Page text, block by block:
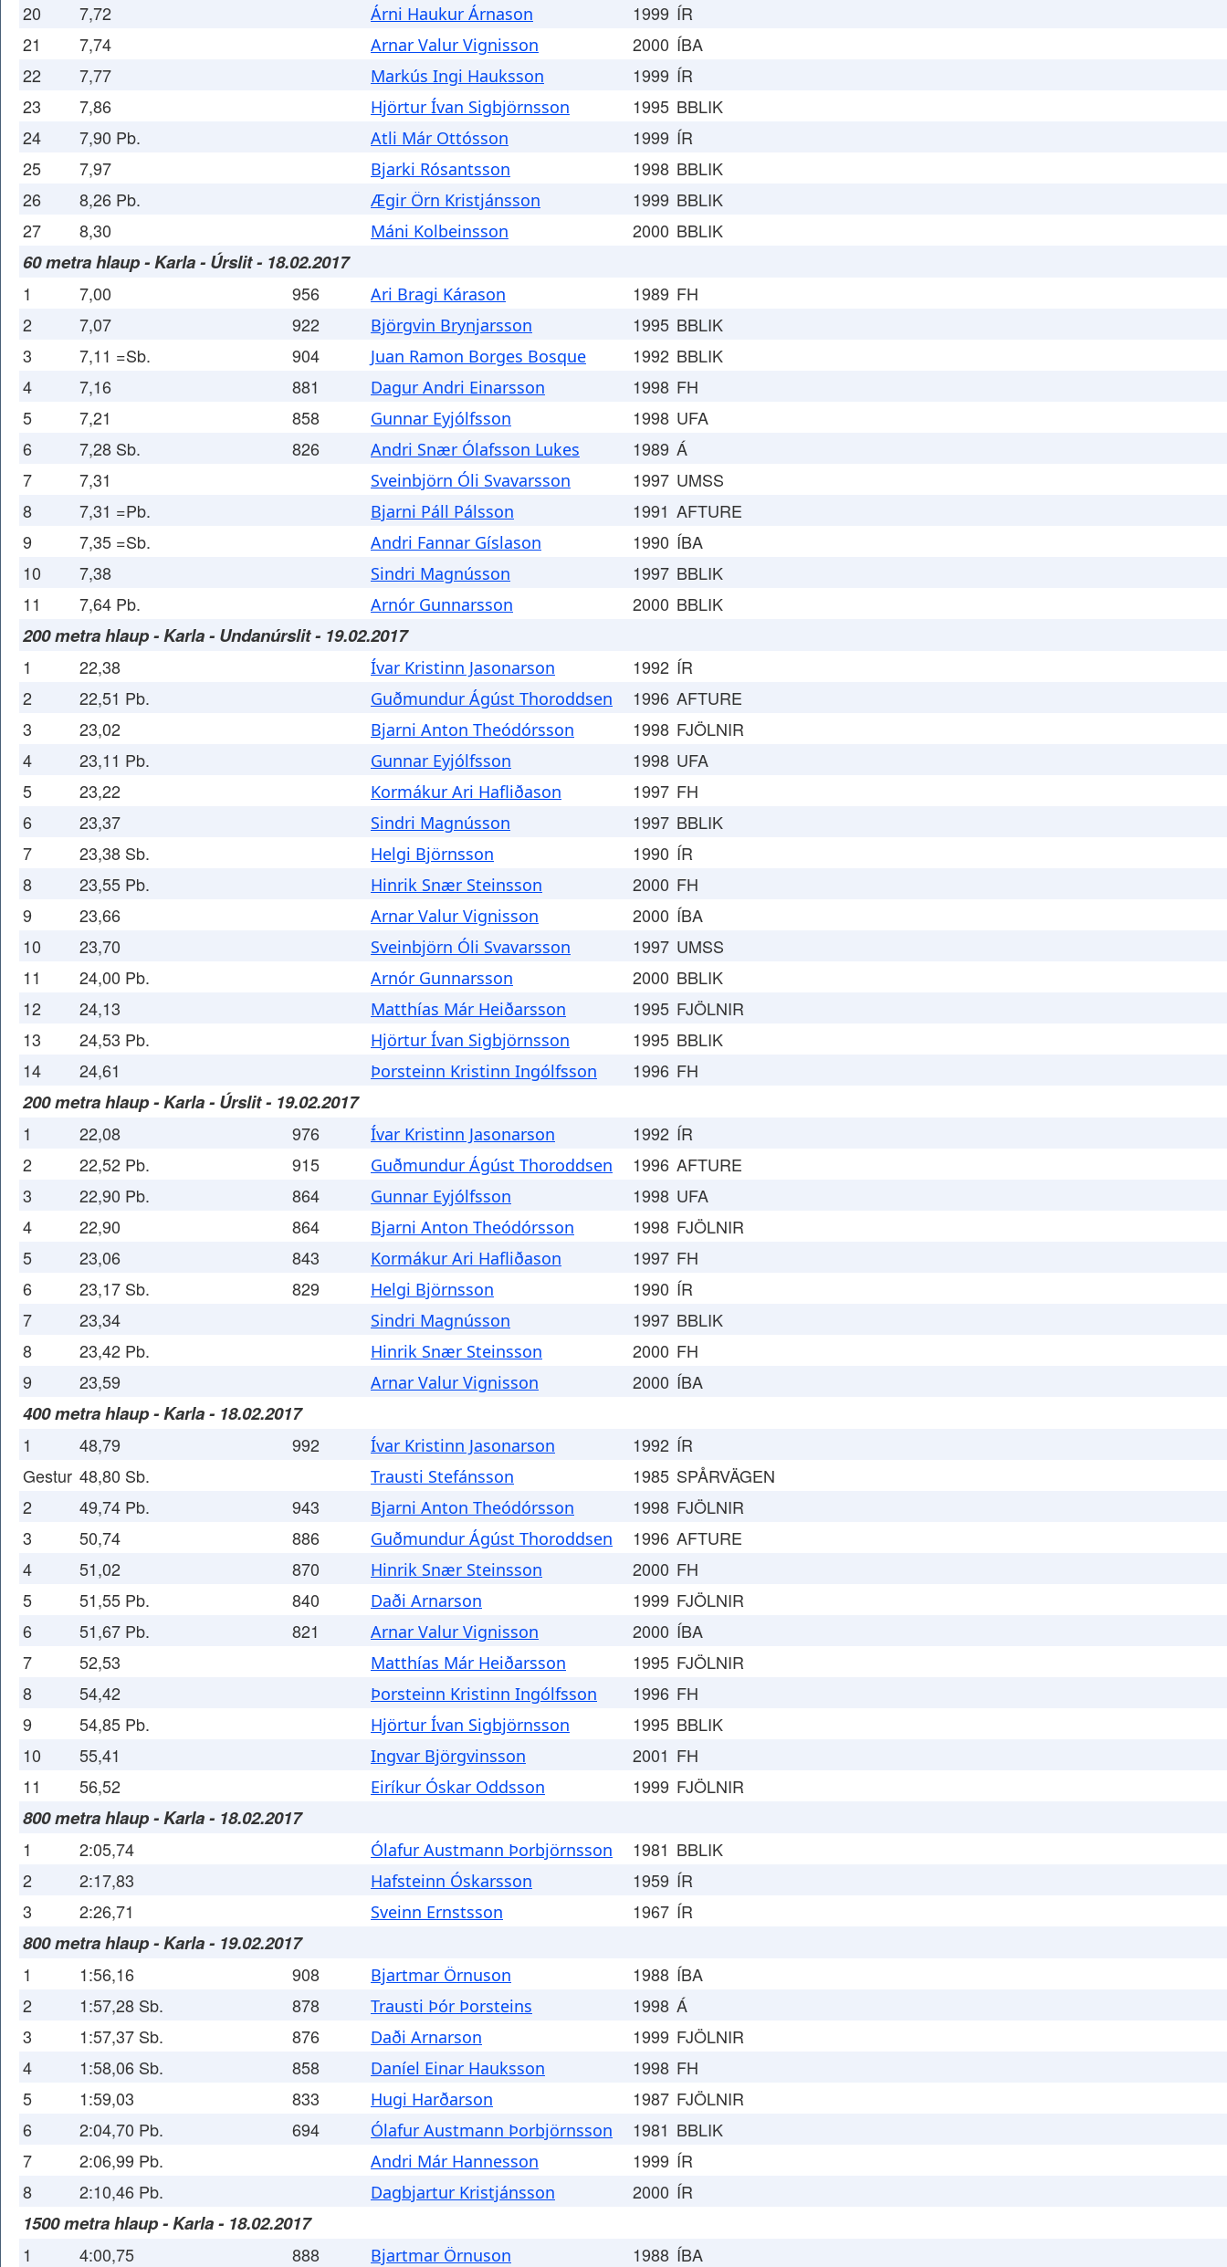
20
7,72 Árni Haukur Árnason 1999 ÍR
21
7,74 Arnar Valur Vignisson 2000 ÍBA
22
7,77 Markús Ingi Hauksson 1999 ÍR
23
7,86 Hjörtur Ívan Sigbjörnsson 1995 BBLIK
24
7,90 Pb. Atli Már Ottósson 1999 ÍR
25
7,97 Bjarki Rósantsson 1998 BBLIK
26
8,26 Pb. Ægir Örn Kristjánsson 1999 BBLIK
27
8,30 Máni Kolbeinsson 2000 BBLIK
60 metra hlaup - Karla - Úrslit - 18.02.2017
1 7,00 956 Ari Bragi Kárason 1989 FH
2
7,07 922 Björgvin Brynjarsson 1995 BBLIK
3
7,11 =Sb. 904 Juan Ramon Borges Bosque 1992 BBLIK
4
7,16 881 Dagur Andri Einarsson 1998 FH
5
7,21 858 Gunnar Eyjólfsson 1998 UFA
6
7,28 Sb. 826 Andri Snær Ólafsson Lukes 1989 Á
7
7,31 Sveinbjörn Óli Svavarsson 1997 UMSS
8
7,31 =Pb. Bjarni Páll Pálsson 1991 AFTURE
9
7,35 =Sb. Andri Fannar Gíslason 1990 ÍBA
10
7,38 Sindri Magnússon 1997 BBLIK
11
7,64 Pb. Arnór Gunnarsson 2000 BBLIK
200 metra hlaup - Karla - Undanúrslit - 19.02.2017
1 22,38 Ívar Kristinn Jasonarson 1992 ÍR
2
22,51 Pb. Guðmundur Ágúst Thoroddsen 1996 AFTURE
3
23,02 Bjarni Anton Theódórsson 1998 FJÖLNIR
4
23,11 Pb. Gunnar Eyjólfsson 1998 UFA
5
23,22 Kormákur Ari Hafliðason 1997 FH
6
23,37 Sindri Magnússon 1997 BBLIK
7
23,38 Sb. Helgi Björnsson 1990 ÍR
8
23,55 Pb. Hinrik Snær Steinsson 2000 FH
9
23,66 Arnar Valur Vignisson 2000 ÍBA
10
23,70 Sveinbjörn Óli Svavarsson 1997 UMSS
11
24,00 Pb. Arnór Gunnarsson 2000 BBLIK
12
24,13 Matthías Már Heiðarsson 1995 FJÖLNIR
13
24,53 Pb. Hjörtur Ívan Sigbjörnsson 1995 BBLIK
14
24,61 Þorsteinn Kristinn Ingólfsson 1996 FH
200 metra hlaup - Karla - Úrslit - 19.02.2017
1 22,08 976 Ívar Kristinn Jasonarson 1992 ÍR
2
22,52 Pb. 915 Guðmundur Ágúst Thoroddsen 1996 AFTURE
3
22,90 Pb. 864 Gunnar Eyjólfsson 1998 UFA
4
22,90 864 Bjarni Anton Theódórsson 1998 FJÖLNIR
5
23,06 843 Kormákur Ari Hafliðason 1997 FH
6
23,17 Sb. 829 Helgi Björnsson 1990 ÍR
7
23,34 Sindri Magnússon 1997 BBLIK
8
23,42 Pb. Hinrik Snær Steinsson 2000 FH
9
23,59 Arnar Valur Vignisson 2000 ÍBA
400 metra hlaup - Karla - 18.02.2017
1 48,79 992 Ívar Kristinn Jasonarson 1992 ÍR
Gestur 48,80 Sb. Trausti Stefánsson 1985 SPÅRVÄGEN
2
49,74 Pb. 943 Bjarni Anton Theódórsson 1998 FJÖLNIR
3
50,74 886 Guðmundur Ágúst Thoroddsen 1996 AFTURE
4
51,02 870 Hinrik Snær Steinsson 2000 FH
5
51,55 Pb. 840 Daði Arnarson 1999 FJÖLNIR
6
51,67 Pb. 821 Arnar Valur Vignisson 2000 ÍBA
7
52,53 Matthías Már Heiðarsson 1995 FJÖLNIR
8
54,42 Þorsteinn Kristinn Ingólfsson 1996 FH
9
54,85 Pb. Hjörtur Ívan Sigbjörnsson 1995 BBLIK
10
55,41 Ingvar Björgvinsson 2001 FH
11
56,52 Eiríkur Óskar Oddsson 1999 FJÖLNIR
800 metra hlaup - Karla - 18.02.2017
1 2:05,74 Ólafur Austmann Þorbjörnsson 1981 BBLIK
2
2:17,83 Hafsteinn Óskarsson 1959 ÍR
3
2:26,71 Sveinn Ernstsson 1967 ÍR
800 metra hlaup - Karla - 19.02.2017
1 1:56,16 908 Bjartmar Örnuson 1988 ÍBA
2
1:57,28 Sb. 878 Trausti Þór Þorsteins 1998 Á
3
1:57,37 Sb. 876 Daði Arnarson 1999 FJÖLNIR
4
1:58,06 Sb. 858 Daníel Einar Hauksson 1998 FH
5
1:59,03 833 Hugi Harðarson 1987 FJÖLNIR
6
2:04,70 Pb. 694 Ólafur Austmann Þorbjörnsson 1981 BBLIK
7
2:06,99 Pb. Andri Már Hannesson 1999 ÍR
8
2:10,46 Pb. Dagbjartur Kristjánsson 2000 ÍR
1500 metra hlaup - Karla - 18.02.2017
1 4:00,75 888 Bjartmar Örnuson 1988 ÍBA